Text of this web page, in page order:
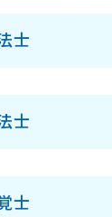
士
士
士